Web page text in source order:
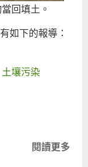
回填土。
如下的報導：
土壤污染
閱讀更多